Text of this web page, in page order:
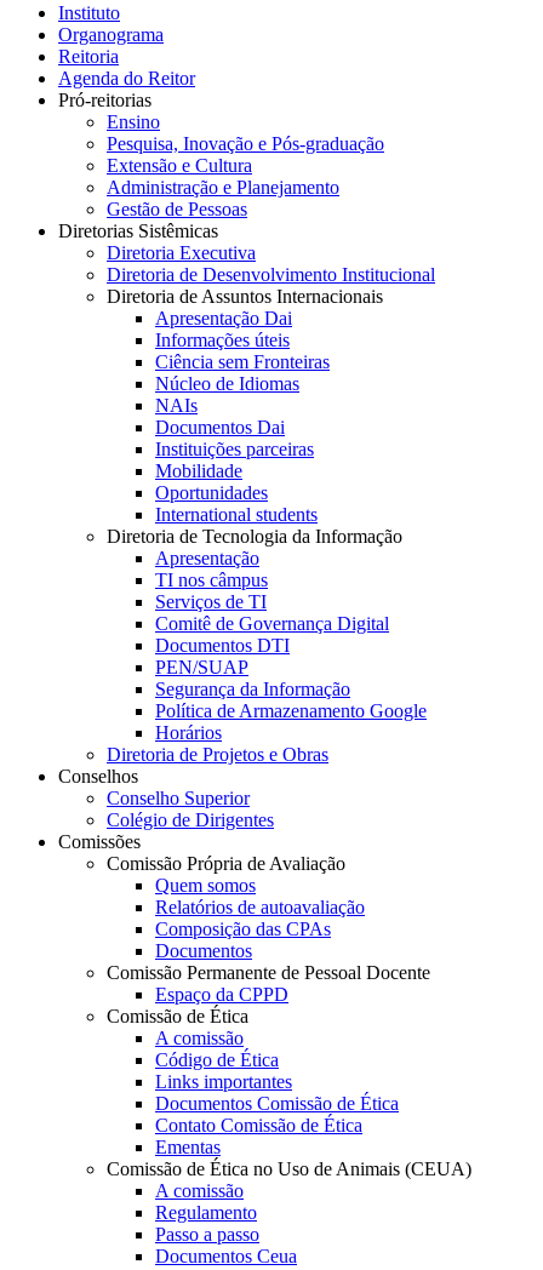
Instituto
Organograma
Reitoria
Agenda do Reitor
Pró-reitorias
Ensino
Pesquisa, Inovação e Pós-graduação
Extensão e Cultura
Administração e Planejamento
Gestão de Pessoas
Diretorias Sistêmicas
Diretoria Executiva
Diretoria de Desenvolvimento Institucional
Diretoria de Assuntos Internacionais
Apresentação Dai
Informações úteis
Ciência sem Fronteiras
Núcleo de Idiomas
NAIs
Documentos Dai
Instituições parceiras
Mobilidade
Oportunidades
International students
Diretoria de Tecnologia da Informação
Apresentação
TI nos câmpus
Serviços de TI
Comitê de Governança Digital
Documentos DTI
PEN/SUAP
Segurança da Informação
Política de Armazenamento Google
Horários
Diretoria de Projetos e Obras
Conselhos
Conselho Superior
Colégio de Dirigentes
Comissões
Comissão Própria de Avaliação
Quem somos
Relatórios de autoavaliação
Composição das CPAs
Documentos
Comissão Permanente de Pessoal Docente
Espaço da CPPD
Comissão de Ética
A comissão
Código de Ética
Links importantes
Documentos Comissão de Ética
Contato Comissão de Ética
Ementas
Comissão de Ética no Uso de Animais (CEUA)
A comissão
Regulamento
Passo a passo
Documentos Ceua